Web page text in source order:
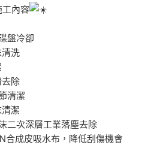
內容
盤冷卻
洗
除
清潔
潔
二次深層工業落塵去除
合成皮吸水布，降低刮傷機會